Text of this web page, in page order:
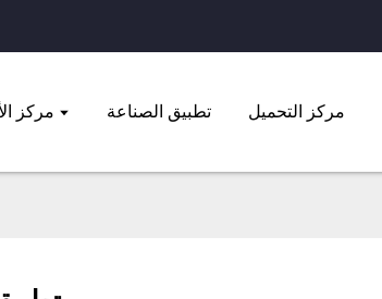
مركز تطبيق الصناعة مركز التحميل